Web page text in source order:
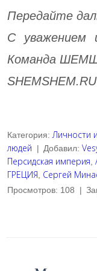
Передайте
С уважением
Команда
SHEMSHEM.RU
Категория: Личности
людей
| Добавил:
Персидская империя
ГРЕЦИЯ Сергей
Просмотров: 108 |